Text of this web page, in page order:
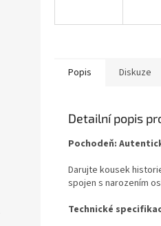
Popis Diskuze
Detailní popis
Pochodeň:
Darujte kousek
spojen s narozením
Technické